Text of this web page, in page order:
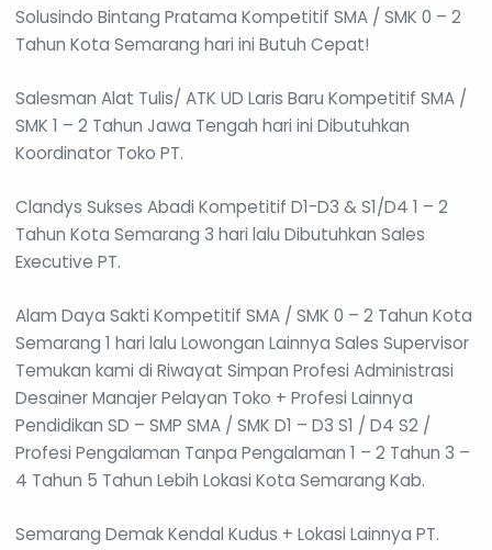
Solusindo Bintang Pratama Kompetitif SMA / SMK 0 – 2
Tahun Kota Semarang hari ini Butuh Cepat!
Salesman Alat Tulis/ ATK UD Laris Baru Kompetitif SMA /
SMK 1 – 2 Tahun Jawa Tengah hari ini Dibutuhkan
Koordinator Toko PT.
Clandys Sukses Abadi Kompetitif D1-D3 & S1/D4 1 – 2
Tahun Kota Semarang 3 hari lalu Dibutuhkan Sales
Executive PT.
Alam Daya Sakti Kompetitif SMA / SMK 0 – 2 Tahun Kota
Semarang 1 hari lalu Lowongan Lainnya Sales Supervisor
Temukan kami di Riwayat Simpan Profesi Administrasi
Desainer Manajer Pelayan Toko + Profesi Lainnya
Pendidikan SD – SMP SMA / SMK D1 – D3 S1 / D4 S2 /
Profesi Pengalaman Tanpa Pengalaman 1 – 2 Tahun 3 –
4 Tahun 5 Tahun Lebih Lokasi Kota Semarang Kab.
Semarang Demak Kendal Kudus + Lokasi Lainnya PT.